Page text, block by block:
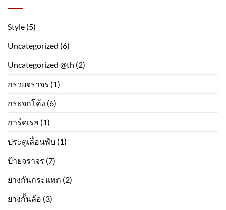
Style (5)
Uncategorized (6)
Uncategorized @th (2)
กรวยจราจร (1)
กระจกโค้ง (6)
การ์ดเรล (1)
ประตูเลื่อนพับ (1)
ป้ายจราจร (7)
ยางกันกระแทก (2)
ยางกั้นล้อ (3)